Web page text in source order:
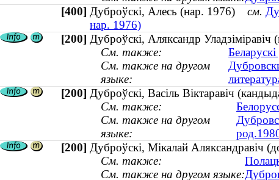
[400] Дуброўскі, Алесь (нар. 1976) см.
нар. 1976)
[200] Дуброўскі, Аляксандр Уладзіміравіч
См. также:
См. также на другом
языке:
[200] Дуброўскі, Васіль Віктаравіч
См. также:
См. также на другом
языке:
[200] Дуброўскі, Мікалай Аляксандравіч
См. также:
См. также на другом языке: